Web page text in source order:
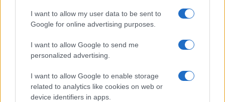
I want to allow my user data to be sent to
Google for online advertising purposes.
I want to allow Google to send me
personalized advertising.
I want to allow Google to enable storage
related to analytics like cookies on web or
device identifiers in apps.